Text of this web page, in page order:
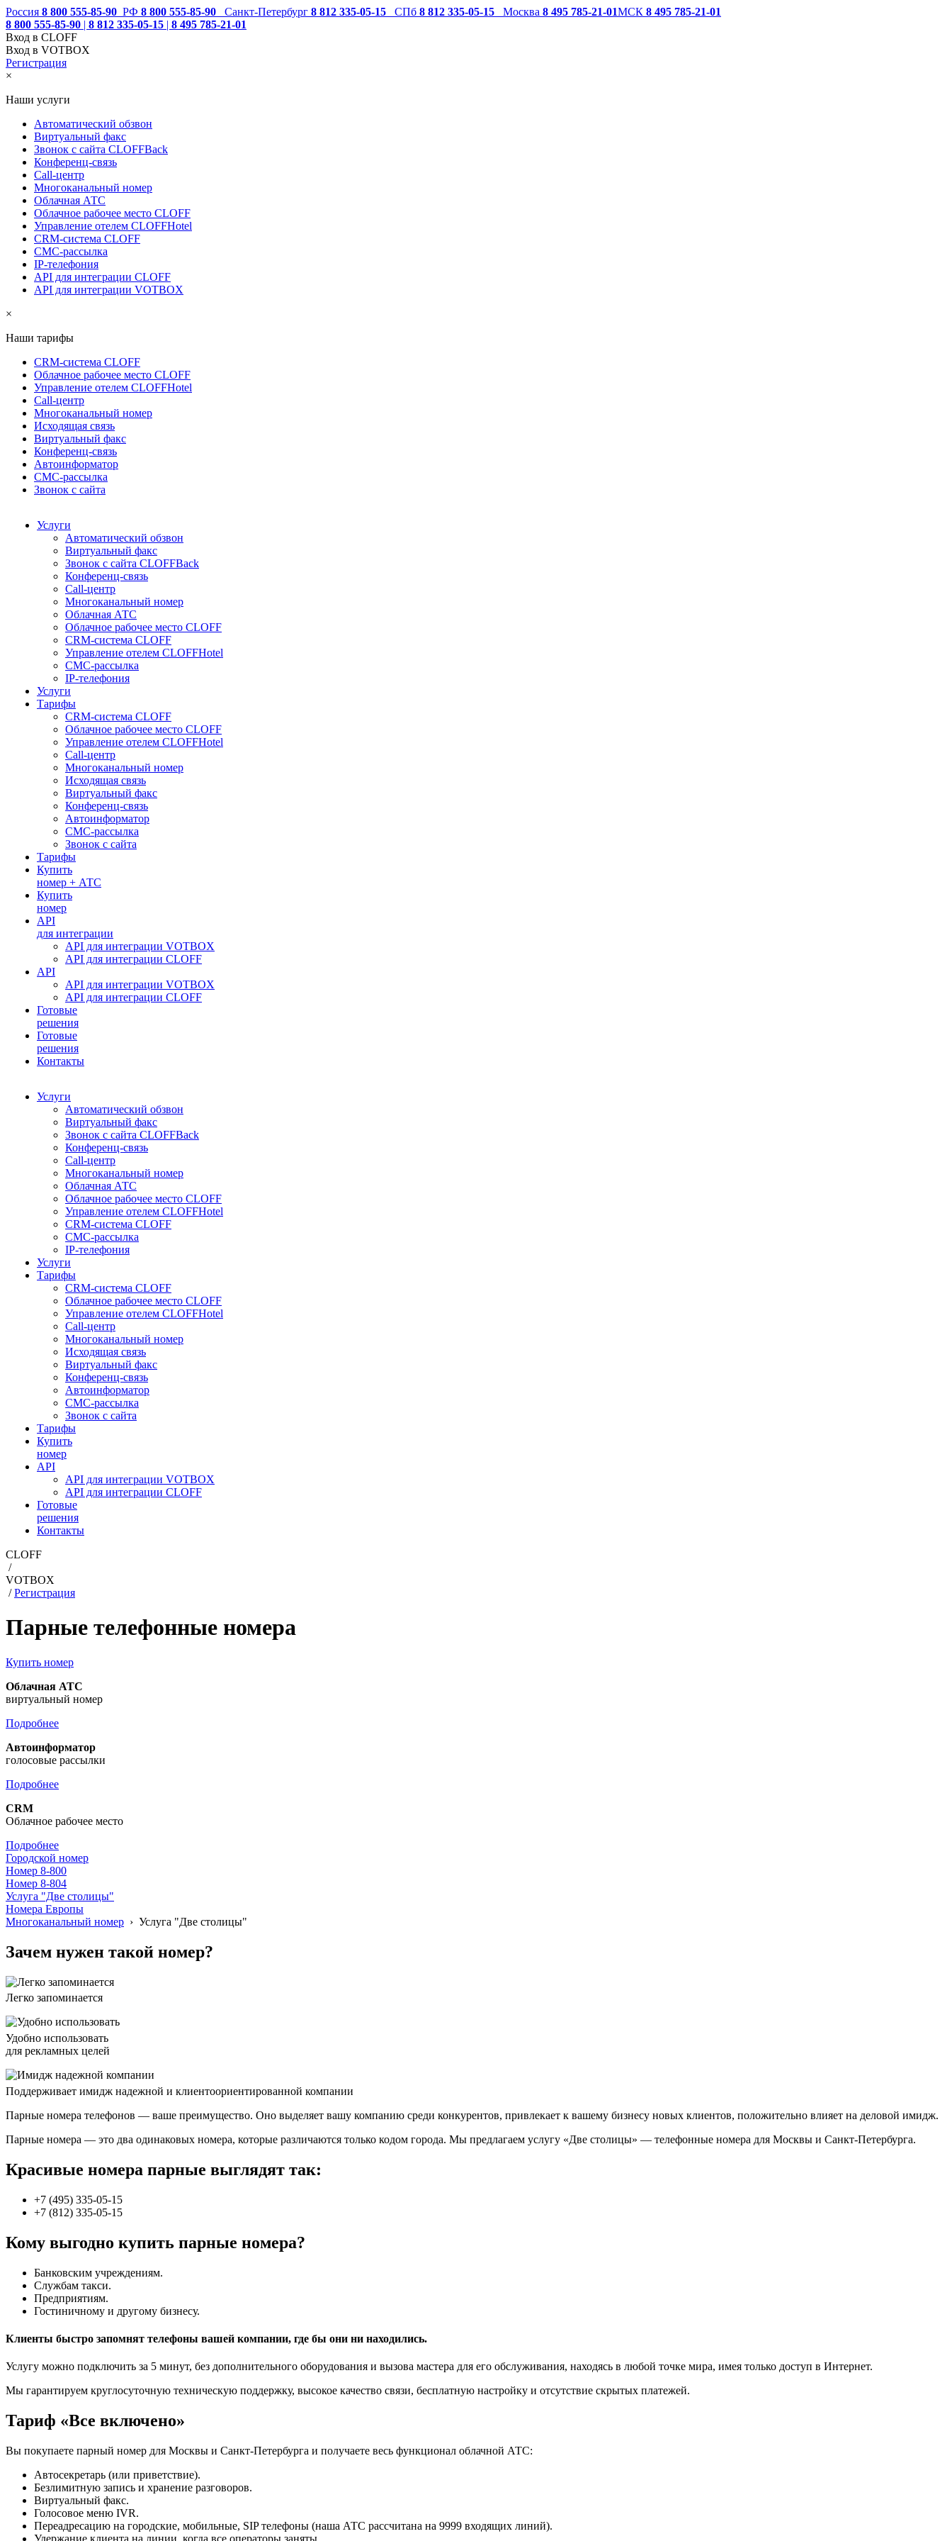
Россия 8 800 555-85-90 РФ 8 800 555-85-90 Санкт-Петербург 8 812 335-05-15 СПб 8 812 335-05-15 Москва 8 495 785-21-01МСК 8 495 785-21-01
8 800 555-85-90 | 8 812 335-05-15 | 8 495 785-21-01
Вход в CLOFF
Вход в VOTBOX
Регистрация
×
Наши услуги
Автоматический обзвон
Виртуальный факс
Звонок с сайта CLOFFBack
Конференц-связь
Call-центр
Многоканальный номер
Облачная АТС
Облачное рабочее место CLOFF
Управление отелем CLOFFHotel
CRM-система CLOFF
СМС-рассылка
IP-телефония
API для интеграции CLOFF
API для интеграции VOTBOX
×
Наши тарифы
CRM-система CLOFF
Облачное рабочее место CLOFF
Управление отелем CLOFFHotel
Call-центр
Многоканальный номер
Исходящая связь
Виртуальный факс
Конференц-связь
Автоинформатор
СМС-рассылка
Звонок с сайта
Услуги
Автоматический обзвон
Виртуальный факс
Звонок с сайта CLOFFBack
Конференц-связь
Call-центр
Многоканальный номер
Облачная АТС
Облачное рабочее место CLOFF
CRM-система CLOFF
Управление отелем CLOFFHotel
СМС-рассылка
IP-телефония
Услуги
Тарифы
CRM-система CLOFF
Облачное рабочее место CLOFF
Управление отелем CLOFFHotel
Call-центр
Многоканальный номер
Исходящая связь
Виртуальный факс
Конференц-связь
Автоинформатор
СМС-рассылка
Звонок с сайта
Тарифы
Купить
номер + АТС
Купить
номер
API
для интеграции
API для интеграции VOTBOX
API для интеграции CLOFF
API
API для интеграции VOTBOX
API для интеграции CLOFF
Готовые
решения
Готовые
решения
Контакты
Услуги
Автоматический обзвон
Виртуальный факс
Звонок с сайта CLOFFBack
Конференц-связь
Call-центр
Многоканальный номер
Облачная АТС
Облачное рабочее место CLOFF
Управление отелем CLOFFHotel
CRM-система CLOFF
СМС-рассылка
IP-телефония
Услуги
Тарифы
CRM-система CLOFF
Облачное рабочее место CLOFF
Управление отелем CLOFFHotel
Call-центр
Многоканальный номер
Исходящая связь
Виртуальный факс
Конференц-связь
Автоинформатор
СМС-рассылка
Звонок с сайта
Тарифы
Купить
номер
API
API для интеграции VOTBOX
API для интеграции CLOFF
Готовые
решения
Контакты
CLOFF
/
VOTBOX
/Регистрация
Парные телефонные номера
Купить номер
Облачная АТС
виртуальный номер
Подробнее
Автоинформатор
голосовые рассылки
Подробнее
CRM
Облачное рабочее место
Подробнее
Городской номер
Номер 8-800
Номер 8-804
Услуга "Две столицы"
Номера Европы
Многоканальный номер › Услуга "Две столицы"
Зачем нужен такой номер?
Легко запоминается
Удобно использовать
для рекламных целей
Поддерживает имидж надежной и клиентоориентированной компании
Парные номера телефонов — ваше преимущество. Оно выделяет вашу компанию среди конкурентов, привлекает к вашему бизнесу новых клиентов, положительно влияет на деловой имидж.
Парные номера — это два одинаковых номера, которые различаются только кодом города. Мы предлагаем услугу «Две столицы» — телефонные номера для Москвы и Санкт-Петербурга.
Красивые номера парные выглядят так:
+7 (495) 335-05-15
+7 (812) 335-05-15
Кому выгодно купить парные номера?
Банковским учреждениям.
Службам такси.
Предприятиям.
Гостиничному и другому бизнесу.
Клиенты быстро запомнят телефоны вашей компании, где бы они ни находились.
Услугу можно подключить за 5 минут, без дополнительного оборудования и вызова мастера для его обслуживания, находясь в любой точке мира, имея только доступ в Интернет.
Мы гарантируем круглосуточную техническую поддержку, высокое качество связи, бесплатную настройку и отсутствие скрытых платежей.
Тариф «Все включено»
Вы покупаете парный номер для Москвы и Санкт-Петербурга и получаете весь функционал облачной АТС:
Автосекретарь (или приветствие).
Безлимитную запись и хранение разговоров.
Виртуальный факс.
Голосовое меню IVR.
Переадресацию на городские, мобильные, SIP телефоны (наша АТС рассчитана на 9999 входящих линий).
Удержание клиента на линии, когда все операторы заняты.